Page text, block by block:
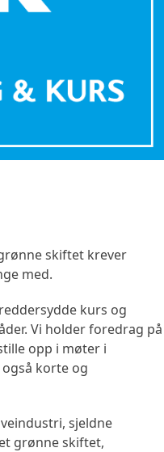
skiftet krever
med.
kurs og
Vi holder foredrag på
opp i møter i
korte og
sjeldne
grønne skiftet,